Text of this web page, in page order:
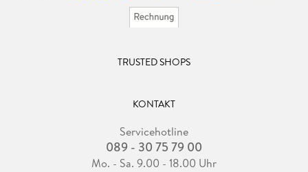
TRUSTED SHOPS
KONTAKT
Servicehotline
089 - 30 75 79 00
Mo. - Sa. 9.00 - 18.00 Uhr